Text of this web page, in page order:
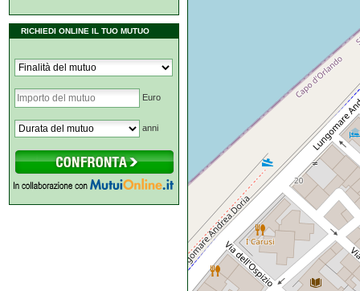
RICHIEDI ONLINE IL TUO MUTUO
Euro
anni